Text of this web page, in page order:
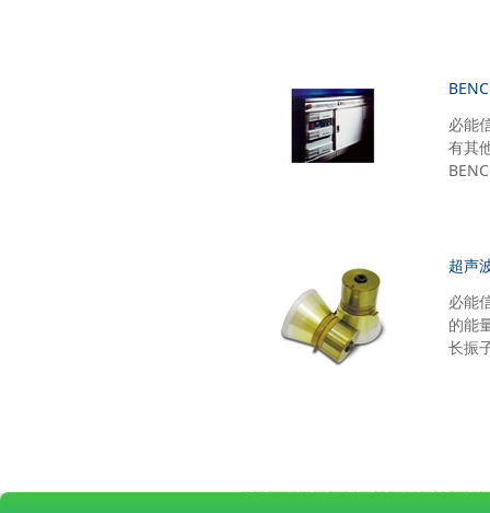
必能
有其
超声
必能
的能
长振